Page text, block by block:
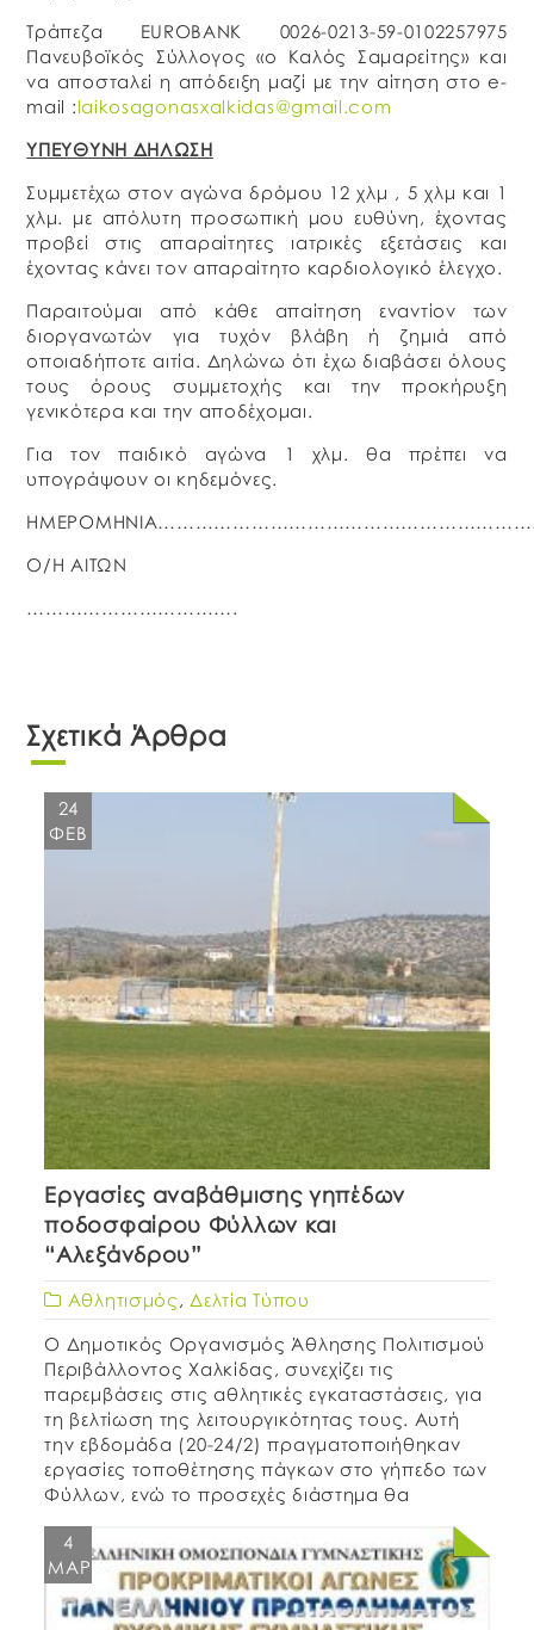
Τράπεζα EUROBANK 0026-0213-59-0102257975
Πανευβοϊκός Σύλλογος «ο Καλός Σαμαρείτης» και
να αποσταλεί η απόδειξη μαζί με την αίτηση στο e-
mail :laikosagonasxalkidas@gmail.com
ΥΠΕΥΘΥΝΗ ΔΗΛΩΣΗ
Συμμετέχω στον αγώνα δρόμου 12 χλμ , 5 χλμ και 1
χλμ. με απόλυτη προσωπική μου ευθύνη, έχοντας
προβεί στις απαραίτητες ιατρικές εξετάσεις και
έχοντας κάνει τον απαραίτητο καρδιολογικό έλεγχο.
Παραιτούμαι από κάθε απαίτηση εναντίον των
διοργανωτών για τυχόν βλάβη ή ζημιά από
οποιαδήποτε αιτία. Δηλώνω ότι έχω διαβάσει όλους
τους όρους συμμετοχής και την προκήρυξη
γενικότερα και την αποδέχομαι.
Για τον παιδικό αγώνα 1 χλμ. θα πρέπει να
υπογράψουν οι κηδεμόνες.
Ο/Η ΑΙΤΩΝ
…………………………….
Σχετικά Άρθρα
24
ΦΕΒ
Εργασίες αναβάθμισης γηπέδων
ποδοσφαίρου Φύλλων και
“Αλεξάνδρου”
Αθλητισμός , Δελτία Τύπου
Ο Δημοτικός Οργανισμός Άθλησης Πολιτισμού
Περιβάλλοντος Χαλκίδας, συνεχίζει τις
παρεμβάσεις στις αθλητικές εγκαταστάσεις, για
τη βελτίωση της λειτουργικότητας τους. Αυτή
την εβδομάδα (20-24/2) πραγματοποιήθηκαν
εργασίες τοποθέτησης πάγκων στο γήπεδο των
Φύλλων, ενώ το προσεχές διάστημα θα
στόχο να υπάρξει αδειοδότηση του γηπέδου σε
σύντομο χρόνο. Επίσης, στο γήπεδο
‘’Αλεξάνδρου’’ […]
4
ΜΑΡ